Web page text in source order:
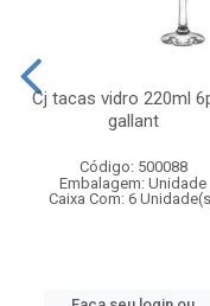
Cj tacas vidro 220ml
gallant
Código: 500088
Embalagem: Unidade
Caixa Com: 6